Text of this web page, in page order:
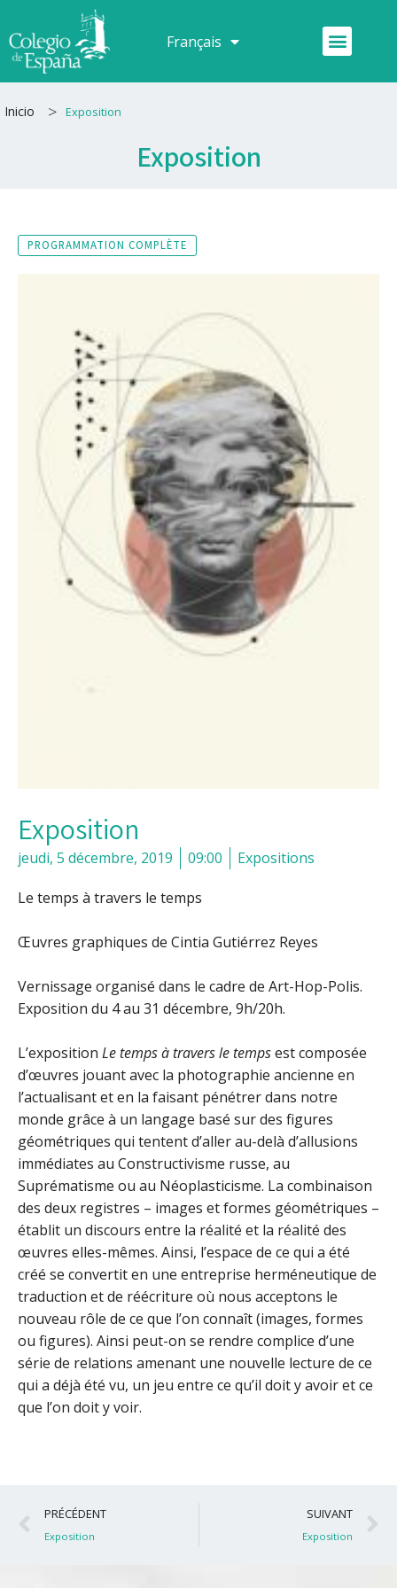
au
contenu
Français
Español Menu
Inicio > Exposition
Exposition
PROGRAMMATION COMPLÈTE
Exposition
jeudi, 5 décembre, 2019 09:00 Expositions
Le temps à travers le temps
Œuvres graphiques de Cintia Gutiérrez Reyes
Vernissage organisé dans le cadre de Art-Hop-Polis.
Exposition du 4 au 31 décembre, 9h/20h.
L’exposition Le temps à travers le tempsest composée
d’œuvres jouant avec la photographie ancienne en
l’actualisant et en la faisant pénétrer dans notre
monde grâce à un langage basé sur des figures
géométriques qui tentent d’aller au-delà d’allusions
immédiates au Constructivisme russe, au
Suprématisme ou au Néoplasticisme. La combinaison
des deux registres – images et formes géométriques –
établit un discours entre la réalité et la réalité des
œuvres elles-mêmes. Ainsi, l’espace de ce qui a été
créé se convertit en une entreprise herméneutique de
traduction et de réécriture où nous acceptons le
nouveau rôle de ce que l’on connaît (images, formes
ou figures). Ainsi peut-on se rendre complice d’une
série de relations amenant une nouvelle lecture de ce
qui a déjà été vu, un jeu entre ce qu’il doit y avoir et ce
que l’on doit y voir.
Précédent
PRÉCÉDENT
Exposition
SUIVANT
Exposition